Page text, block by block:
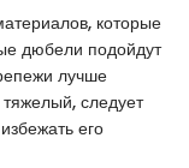
которые
дюбели подойдут
лучше
следует
его